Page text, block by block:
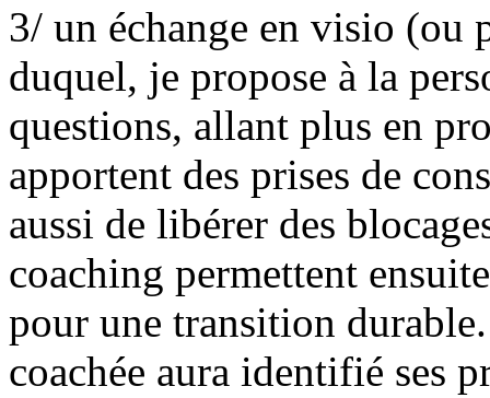
3/ un échange en visio (ou
duquel, je propose à la
questions, allant plus en
apportent des prises de
aussi de libérer des
coaching permettent
pour une transition
coachée aura identifié ses